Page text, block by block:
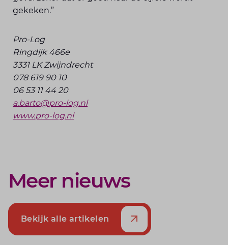
gekeken.”
Pro-Log
Ringdijk 466e
3331 LK Zwijndrecht
078 619 90 10
06 53 11 44 20
a.barto@pro-log.nl
www.pro-log.nl
Meer nieuws
Bekijk alle artikelen